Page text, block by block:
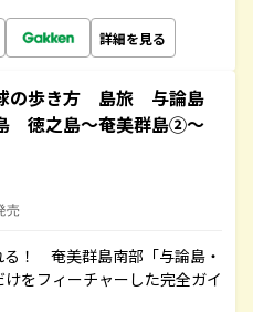
詳細を見る
の歩き方 島旅 与論島
徳之島～奄美群島②～
売
る！ 奄美群島南部「与論島・
をフィーチャーした完全ガイ